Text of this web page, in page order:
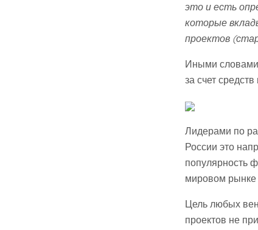
это и есть
которые
проектов
Иными
за счет
Лидерами по
России это
популярность
мировом рынке
Цель любых
проектов не